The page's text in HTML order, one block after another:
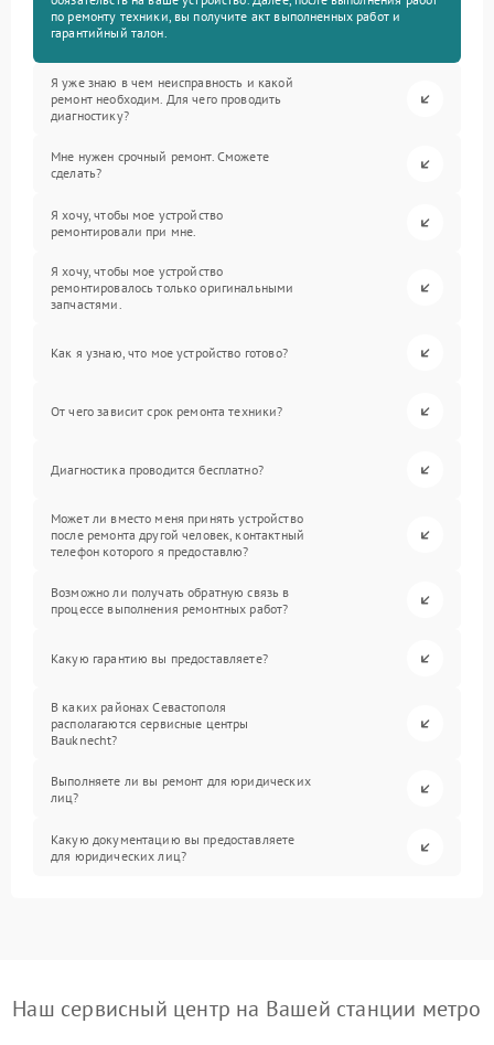
по ремонту техники, вы получите акт выполненных работ и
гарантийный талон.
Я уже знаю в чем неисправность и какой
ремонт необходим. Для чего проводить
диагностику?
Мне нужен срочный ремонт. Сможете
сделать?
Я хочу, чтобы мое устройство
ремонтировали при мне.
Я хочу, чтобы мое устройство
ремонтировалось только оригинальными
запчастями.
Как я узнаю, что мое устройство готово?
От чего зависит срок ремонта техники?
Диагностика проводится бесплатно?
Может ли вместо меня принять устройство
после ремонта другой человек, контактный
телефон которого я предоставлю?
Возможно ли получать обратную связь в
процессе выполнения ремонтных работ?
Какую гарантию вы предоставляете?
В каких районах Севастополя
располагаются сервисные центры
Bauknecht?
Выполняете ли вы ремонт для юридических
лиц?
Какую документацию вы предоставляете
для юридических лиц?
Наш сервисный центр на Вашей станции метро